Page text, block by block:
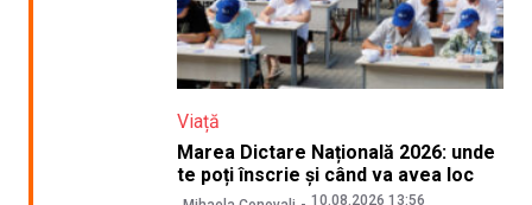
Viață
Marea Dictare Națională 2026: unde
te poți înscrie și când va avea loc
10.08.2026 13:56